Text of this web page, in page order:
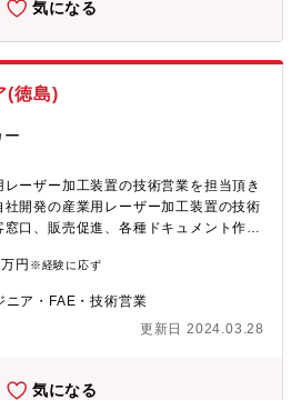
は不要です★★高い自己資本比率と利
る環境を整えており、平均勤続年数は
レ手当※数万円/月を支給している実績
ていただいた後、先輩についてプロジ
へ機械の設定、運用保守までトータル
に誇るものづくりの現場で手に職をつ
後は、3人～5人チームで1プロジェクト
活躍したい方にお勧めです。
気になる
(徳島)
ーザー加工装置の技術営業を担当頂き
開発の産業用レーザー加工装置の技術
口、販売促進、各種ドキュメント作成
技術営業課徳島事業所（徳島県阿南
ます。
円 ※経験に応ず
ニア・FAE・技術営業
更新日 2024.03.28
気になる